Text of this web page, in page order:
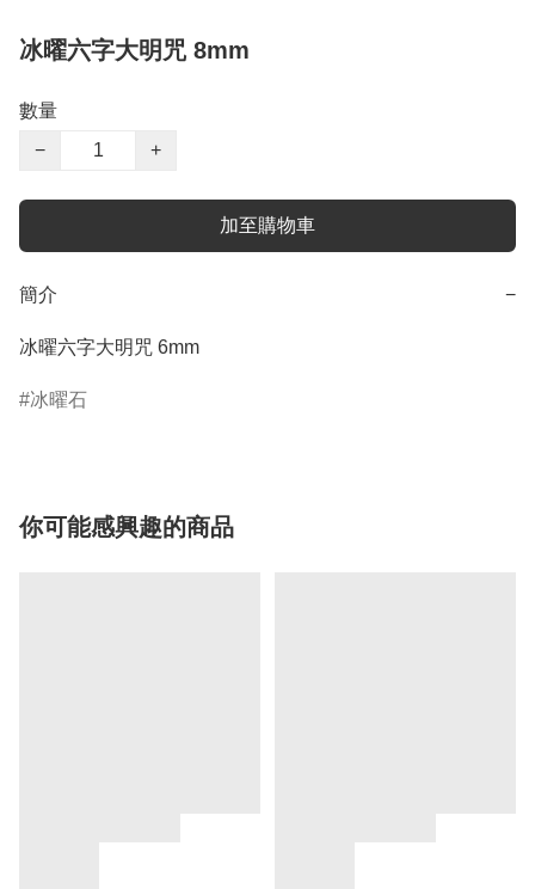
冰曜六字大明咒 8mm
數量
−
+
加至購物車
簡介 −
冰曜六字大明咒 6mm
冰曜石
你可能感興趣的商品